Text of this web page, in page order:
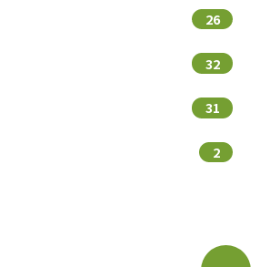
26
32
31
2